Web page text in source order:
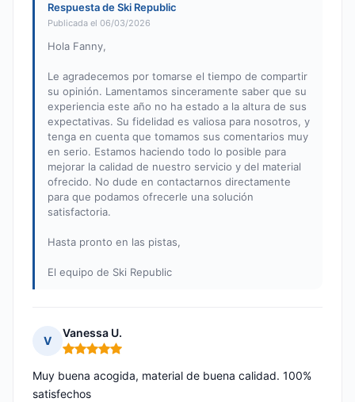
Respuesta de Ski Republic
Publicada el 06/03/2026
Hola Fanny,
Le agradecemos por tomarse el tiempo de compartir
su opinión. Lamentamos sinceramente saber que su
experiencia este año no ha estado a la altura de sus
expectativas. Su fidelidad es valiosa para nosotros, y
tenga en cuenta que tomamos sus comentarios muy
en serio. Estamos haciendo todo lo posible para
mejorar la calidad de nuestro servicio y del material
ofrecido. No dude en contactarnos directamente
para que podamos ofrecerle una solución
satisfactoria.
Hasta pronto en las pistas,
El equipo de Ski Republic
V
Vanessa U.
Nota: 5 de 5
Muy buena acogida, material de buena calidad. 100%
satisfechos